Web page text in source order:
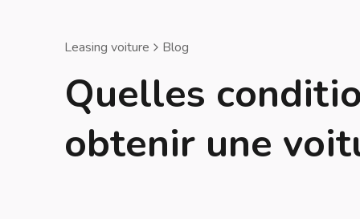
Leasing voiture Blog
Quelles
obtenir une